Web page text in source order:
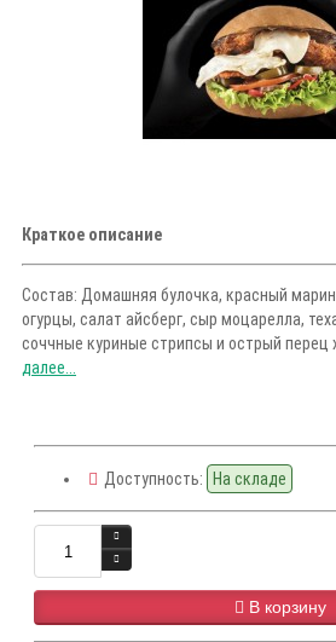
Краткое описание
Состав: Домашняя булочка, красный
огурцы, салат айсберг, сыр моцарелла,
соччные куриные стрипсы и острый перец
далее...
Доступность: На складе
В корзину